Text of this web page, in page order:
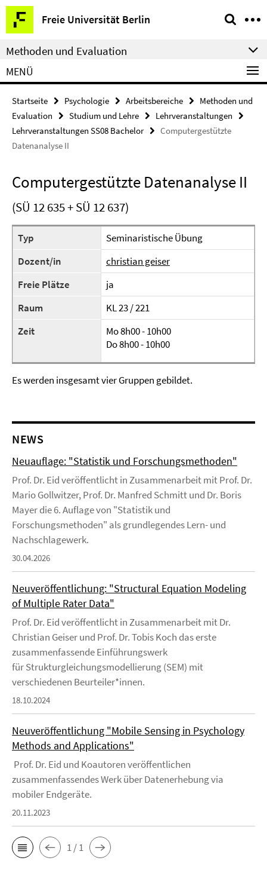
Springe
direkt
zu
Inhalt
Freie Universität Berlin
Service-
Navigation
Methoden und Evaluation
MENÜ
Startseite Psychologie Arbeitsbereiche
Methoden und
Evaluation
Studium und Lehre
Lehrveranstaltungen
Lehrveranstaltungen SS08 Bachelor
Computergestützte
Datenanalyse II
Computergestützte Datenanalyse II
(SÜ 12 635 + SÜ 12 637)
Typ
Seminaristische Übung
Dozent/in
christian geiser
Freie Plätze
ja
Raum
KL 23 / 221
Zeit
Mo 8h00 - 10h00
Do 8h00 - 10h00
Es werden insgesamt vier Gruppen gebildet.
NEWS
Neuauflage: "Statistik und Forschungsmethoden"
Prof. Dr. Eid veröffentlicht in Zusammenarbeit mit Prof. Dr.
Mario Gollwitzer, Prof. Dr. Manfred Schmitt und Dr. Boris
Mayer die 6. Auflage von "Statistik und
Forschungsmethoden" als grundlegendes Lern- und
Nachschlagewerk.
30.04.2026
Neuveröffentlichung: "Structural Equation Modeling
of Multiple Rater Data"
Prof. Dr. Eid veröffentlicht in Zusammenarbeit mit Dr.
Christian Geiser und Prof. Dr. Tobis Koch das erste
zusammenfassende Einführungswerk
für Strukturgleichungsmodellierung (SEM) mit
verschiedenen Beurteiler*innen.
18.10.2024
Neuveröffentlichung "Mobile Sensing in Psychology
Methods and Applications"
Prof. Dr. Eid und Koautoren veröffentlichen
zusammenfassendes Werk über Datenerhebung via
mobiler Endgeräte.
20.11.2023
1 / 1